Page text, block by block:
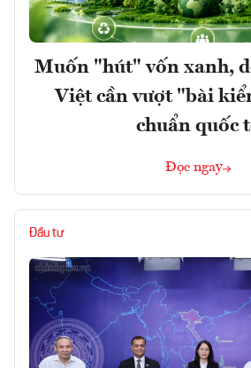
Muốn "hút" vốn xanh,
Việt cần vượt "bài
chuẩn quốc
Đọc ngay
Đầu tư